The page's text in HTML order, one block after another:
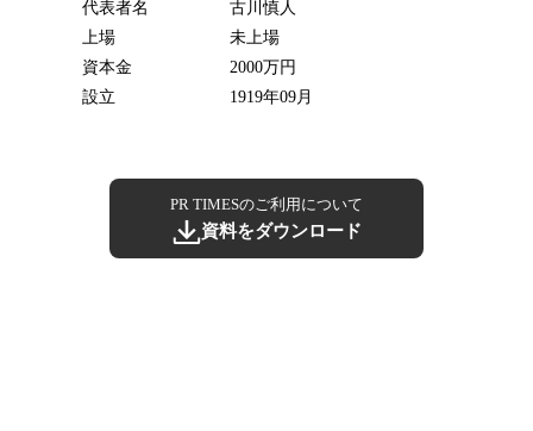
代表者名
古川慎人
上場
未上場
資本金
2000万円
設立
1919年09月
PR TIMESのご利用について
資料をダウンロード